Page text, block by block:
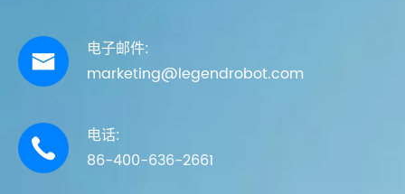

电子邮件:
marketing@legendrobot.com

电话:
86-400-636-2661